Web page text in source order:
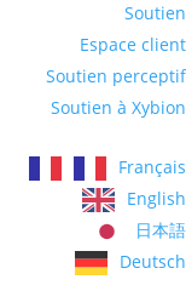
Soutien
Espace client
Soutien perceptif
Soutien à Xybion
Français
English
日本語
Deutsch